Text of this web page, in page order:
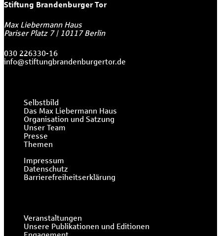
Stiftung Brandenburger Tor
Max Liebermann Haus
Pariser Platz 7| 10117 Berlin
030 226330-16
info@stiftungbrandenburgertor.de
Selbstbild
Das Max Liebermann Haus
Organisation und Satzung
Unser Team
Presse
Themen
Impressum
Datenschutz
Barrierefreiheitserklärung
Veranstaltungen
Unsere Publikationen und Editionen